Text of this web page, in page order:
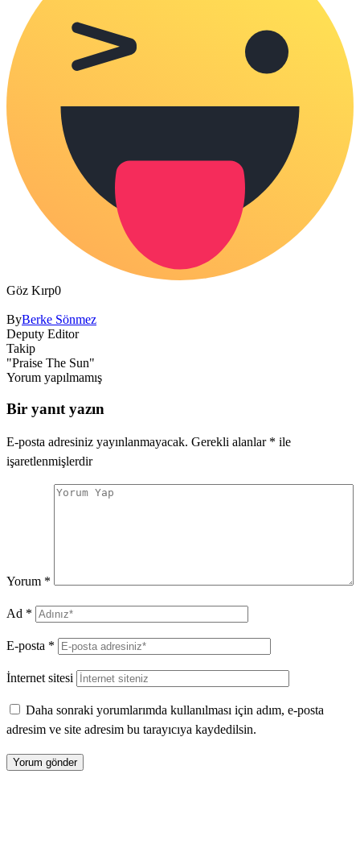
Göz Kırp0
ByBerke Sönmez
Deputy Editor
Takip
"Praise The Sun"
Yorum yapılmamış
Bir yanıt yazın
E-posta adresiniz yayınlanmayacak. Gerekli alanlar * ile
işaretlenmişlerdir
Yorum *
Ad *
E-posta *
İnternet sitesi
Daha sonraki yorumlarımda kullanılması için adım, e-posta
adresim ve site adresim bu tarayıcıya kaydedilsin.